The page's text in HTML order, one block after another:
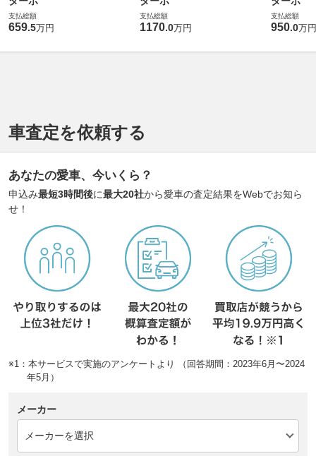
支払総額
659.5万円
支払総額
1170.0万円
支払総額
950.0万円
車査定を依頼する
あなたの愛車、今いくら？
申込み最短3時間後に最大20社から愛車の査定結果をWebでお知ら
せ！
※1：本サービスで実施のアンケートより （回答期間：2023年6月〜2024
年5月）
メーカー